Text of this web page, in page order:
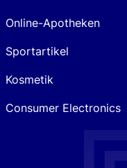
Online-Apotheken
Sportartikel
Kosmetik
Consumer Electronics